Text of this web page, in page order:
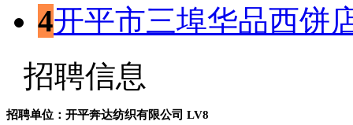
4开平市三埠华品西饼
招聘信息
招聘单位：开平奔达纺织有限公司 LV8